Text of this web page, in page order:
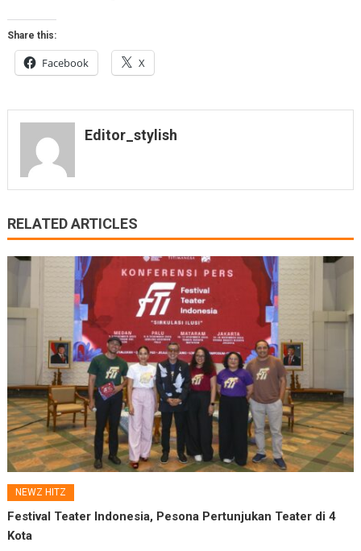
Share this:
Facebook X
Editor_stylish
RELATED ARTICLES
NEWZ HITZ
Festival Teater Indonesia, Pesona Pertunjukan Teater di 4
Kota